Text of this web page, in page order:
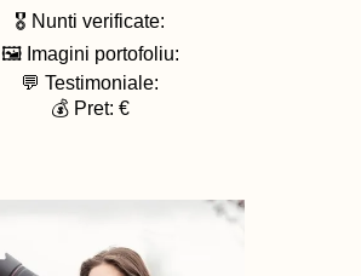
🎖️ Nunti verificate:
🖼️ Imagini portofoliu:
💬 Testimoniale:
💰 Pret: €